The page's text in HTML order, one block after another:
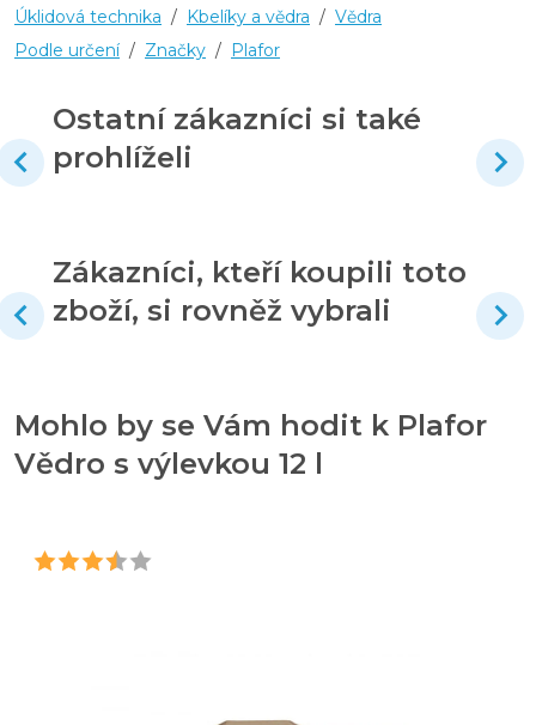
Úklidová technika / Kbelíky a vědra / Vědra
Podle určení / Značky / Plafor
Ostatní zákazníci si také
prohlíželi
Zákazníci, kteří koupili toto
zboží, si rovněž vybrali
Mohlo by se Vám hodit k Plafor
Vědro s výlevkou 12 l